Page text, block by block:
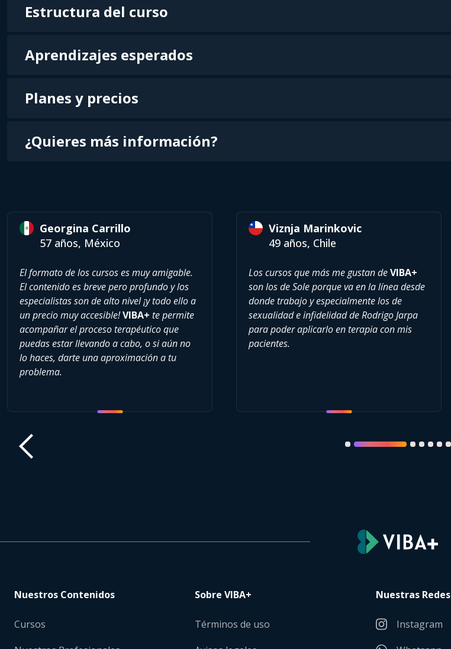
Estructura del curso
Aprendizajes esperados
Planes y precios
¿Quieres más información?
Georgina Carrillo
57 años, México
El formato de los cursos es muy amigable.
El contenido es breve pero profundo y los
especialistas son de alto nivel ¡y todo ello a
un precio muy accesible!VIBA+ te permite
acompañar el proceso terapéutico que
puedas estar llevando a cabo, o si aún no
lo haces, darte una aproximación a tu
problema.
Viznja Marinkovic
49 años, Chile
Los cursos que más me gustan deVIBA+
son los de Sole porque va en la línea desde
donde trabajo y especialmente los de
sexualidad e infidelidad de Rodrigo Jarpa
para poder aplicarlo en terapia con mis
pacientes.
Nuestros Contenidos
Cursos
Sobre VIBA+
Términos de uso
Nuestras Redes
Instagram